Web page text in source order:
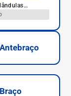
de saliva.